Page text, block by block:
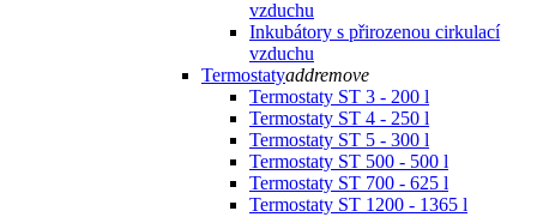
vzduchu
Inkubátory s přirozenou cirkulací
vzduchu
Termostatyaddremove
Termostaty ST 3 - 200 l
Termostaty ST 4 - 250 l
Termostaty ST 5 - 300 l
Termostaty ST 500 - 500 l
Termostaty ST 700 - 625 l
Termostaty ST 1200 - 1365 l